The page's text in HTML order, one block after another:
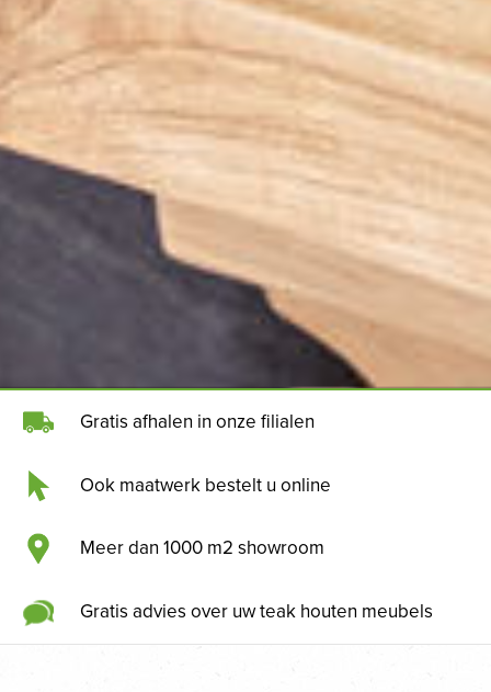
Gratis afhalen in onze filialen
Ook maatwerk bestelt u online
Meer dan 1000 m2 showroom
Gratis advies over uw teak houten meubels